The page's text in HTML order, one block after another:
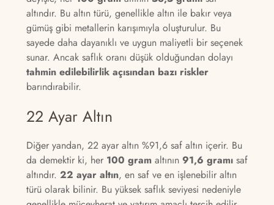
altındır. Bu altın türü, genellikle altın ile bakır veya
gümüş gibi metallerin karışımıyla oluşturulur. Bu
sayede daha dayanıklı ve uygun maliyetli bir seçenek
sunar. Ancak saflık oranı düşük olduğundan dolayı
tahmin edilebilirlik açısından bazı riskler
barındırabilir.
22 Ayar Altın
Diğer yandan, 22 ayar altın %91,6 saf altın içerir. Bu
da demektir ki, her 100 gram altının 91,6 gramı saf
altındır. 22 ayar altın, en saf ve en işlenebilir altın
türü olarak bilinir. Bu yüksek saflık seviyesi nedeniyle